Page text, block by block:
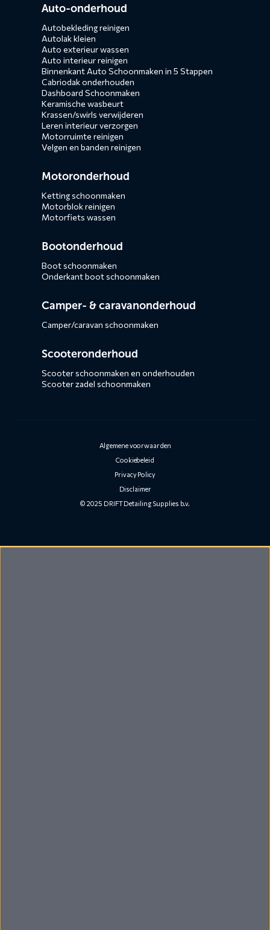
Auto-onderhoud
Autobekleding reinigen
Autolak kleien
Auto exterieur wassen
Auto interieur reinigen
Binnenkant Auto Schoonmaken in 5 Stappen
Cabriodak onderhouden
Dashboard Schoonmaken
Keramische wasbeurt
Krassen/swirls verwijderen
Leren interieur verzorgen
Motorruimte reinigen
Velgen en banden reinigen
Motoronderhoud
Ketting schoonmaken
Motorblok reinigen
Motorfiets wassen
Bootonderhoud
Boot schoonmaken
Onderkant boot schoonmaken
Camper- & caravanonderhoud
Camper/caravan schoonmaken
Scooteronderhoud
Scooter schoonmaken en onderhouden
Scooter zadel schoonmaken
Algemene voorwaarden
Cookiebeleid
Privacy Policy
Disclaimer
© 2025 DRIFT Detailing Supplies b.v.